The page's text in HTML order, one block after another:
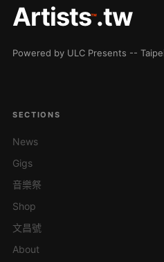
Artists™.tw
Powered by ULC Presents --
SECTIONS
News
Gigs
音樂祭
Shop
文昌號
About